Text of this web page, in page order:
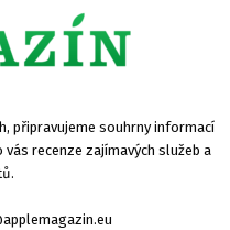
připravujeme souhrny informací
recenze zajímavých služeb a